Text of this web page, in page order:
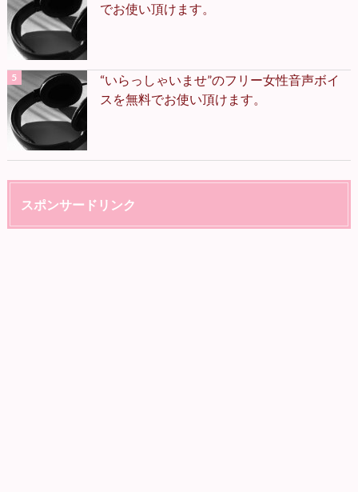
でお使い頂けます。
“いらっしゃいませ”のフリー女性音声ボイ
スを無料でお使い頂けます。
スポンサードリンク